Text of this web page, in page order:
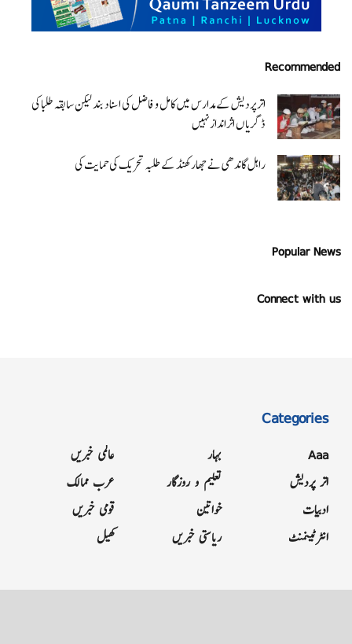
Recommended
اتر پردیش کےمدارس میں کامل و فاضل کی اسناد بند لیکن سابقہ طلبا کی
ڈگریا ں اثرانداز نہیں
راہل گاندھی نے جھارکھنڈ کے طلبہ تحریک کی حمایت کی
Popular News
Connect with us
Categories
Aaa
اتر پردیش
ادبیات
انٹرٹینمنٹ
بہار
تعلیم و روزگار
خواتین
ریاستی خبریں
عالمی خبریں
عرب ممالک
قومی خبریں
کھیل